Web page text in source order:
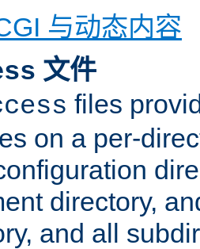
与动态内容
文件
files
on a per-
directory,
and all